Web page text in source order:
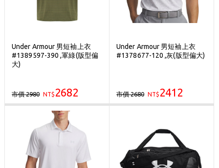
Under Armour 男短袖上衣
#1389597-390 ,軍綠(版型偏
大)
市價 2980 NT$ 2682
Under Armour 男短袖上衣
#1378677-120 ,灰(版型偏大)
市價 2680 NT$ 2412